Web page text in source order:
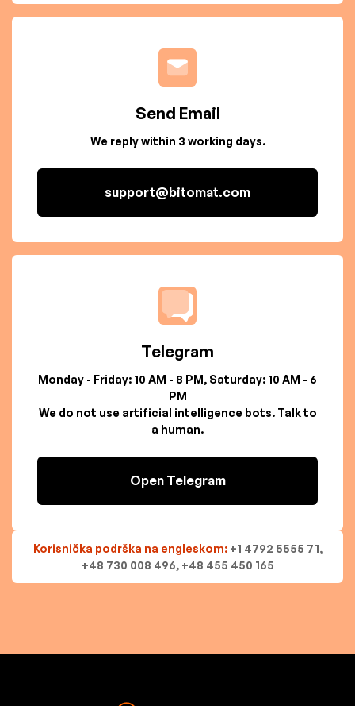
Send Email
We reply within 3 working days.
support@bitomat.com
Telegram
Monday - Friday: 10 AM - 8 PM, Saturday: 10 AM - 6
PM
We do not use artificial intelligence bots. Talk to
a human.
Open Telegram
Korisnička podrška na engleskom: +1 4792 5555 71,
+48 730 008 496, +48 455 450 165